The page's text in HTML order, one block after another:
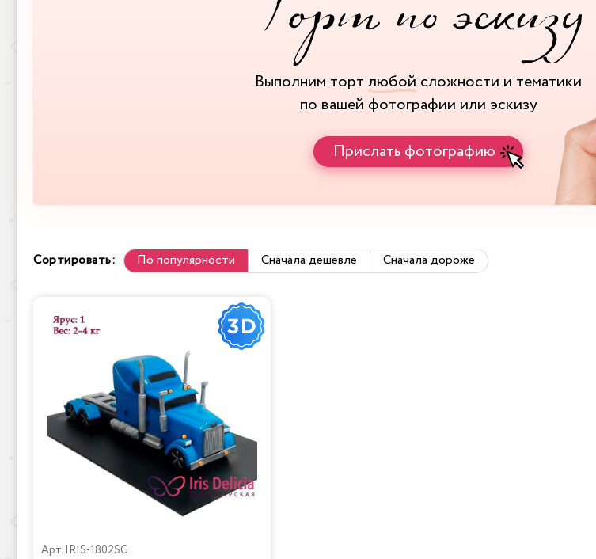
Выполним торт любой сложности и тематики
по вашей фотографии или эскизу
Прислать фотографию
Сортировать: По популярности Сначала дешевле Сначала дороже
Арт. IRIS-1802SG